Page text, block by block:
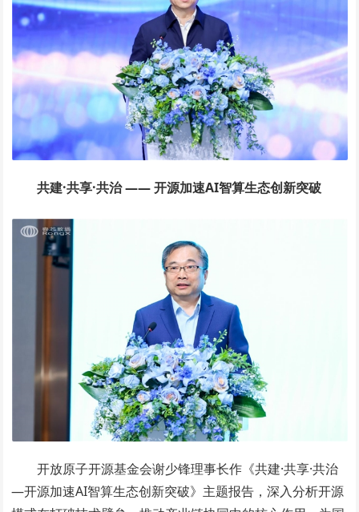
共建·共享·共治 —— 开源加速AI智算生态创新突破
开放原子开源基金会谢少锋理事长作《共建·共享·共治
—开源加速AI智算生态创新突破》主题报告，深入分析开源